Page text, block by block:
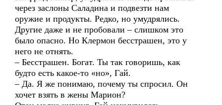
через заслоны Саладина и подвезти нам
оружие и продукты. Редко, но умудрялись.
Другие даже и не пробовали – слишком это
было опасно. Но Клермон бесстрашен, это у
него не отнять.
– Бесстрашен. Богат. Ты так говоришь, как
будто есть какое-то «но», Гай.
– Да. Я же понимаю, почему ты спросил. Он
хочет взять в жены Марион?